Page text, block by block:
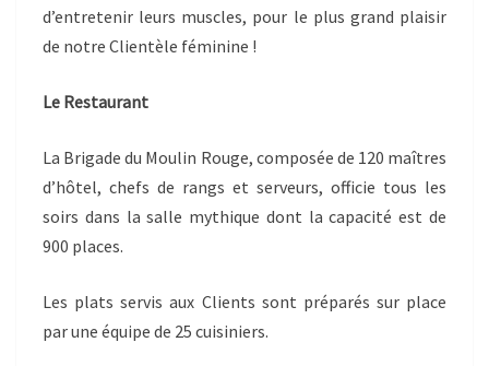
d’entretenir leurs muscles, pour le plus grand plaisir
de notre Clientèle féminine !
Le Restaurant
La Brigade du Moulin Rouge, composée de 120 maîtres
d’hôtel, chefs de rangs et serveurs, officie tous les
soirs dans la salle mythique dont la capacité est de
900 places.
Les plats servis aux Clients sont préparés sur place
par une équipe de 25 cuisiniers.